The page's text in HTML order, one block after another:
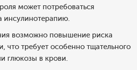
может потребоваться
инсулинотерапию.
возможно повышение риска
что требует особенно тщательного
глюкозы в крови.